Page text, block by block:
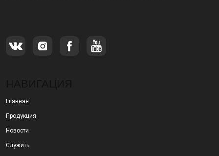
Главная
Продукция
Новости
Служить